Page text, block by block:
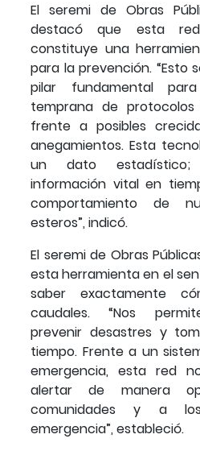
El seremi de Obras
destacó que esta red
constituye una
para la prevención. “Esto
pilar fundamental
temprana de
frente a posibles
anegamientos. Esta
un dato
información vital en
comportamiento de
esteros”, indicó.
El seremi de Obras
esta herramienta en el
saber exactamente
caudales. “Nos
prevenir desastres y
tiempo. Frente a un
emergencia, esta red
alertar de manera
comunidades y a
emergencia”, estableció.